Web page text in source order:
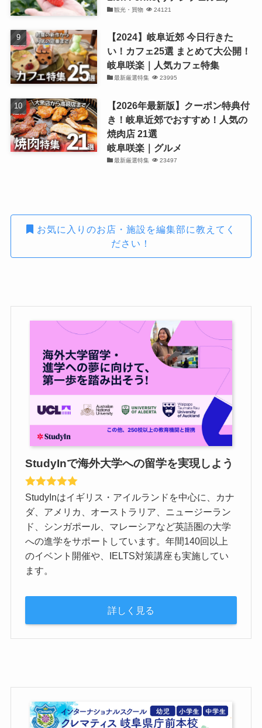
観光・買物 24121
【2024】岐阜近郊 今日行きた
い！カフェ25選 まとめて大公開！
岐阜咲楽｜人気カフェ特集
最新厳選特集 23995
【2026年最新版】クーポン特典付
き！岐阜近郊でおすすめ！人気の
焼肉店 21選
岐阜咲楽｜グルメ
最新厳選特集 23497
お気に入りのお店・施設を編集部に教えてく
ださい！
StudyInで海外大学への留学を実現しよう
StudyInはイギリス・アイルランドを中心に、カナ
ダ、アメリカ、オーストラリア、ニュージーラン
ド、シンガポール、マレーシアなど英語圏の大学
への進学をサポートしています。年間140回以上
のイベント開催や、IELTS対策講座も実施してい
ます。
詳しく見る